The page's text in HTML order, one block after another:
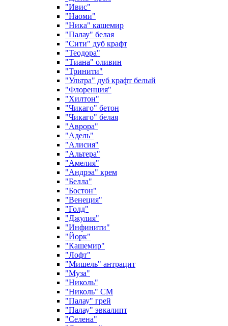
"Ивис"
"Наоми"
"Ника" кашемир
"Палау" белая
"Сити" дуб крафт
"Теодора"
"Тиана" оливин
"Тринити"
"Ультра" дуб крафт белый
"Флоренция"
"Хилтон"
"Чикаго" бетон
"Чикаго" белая
"Аврора"
"Адель"
"Алисия"
"Альтера"
"Амелия"
"Андрэа" крем
"Белла"
"Бостон"
"Венеция"
"Голд"
"Джулия"
"Инфинити"
"Йорк"
"Кашемир"
"Лофт"
"Мишель" антрацит
"Муза"
"Николь"
"Николь" СМ
"Палау" грей
"Палау" эвкалипт
"Селена"